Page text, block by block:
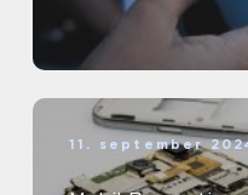
11. september